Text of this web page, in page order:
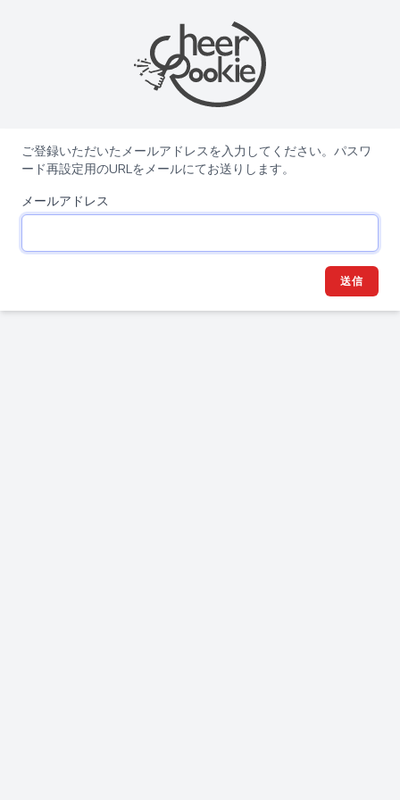
ご登録いただいたメールアドレスを入力してください。パスワ
ード再設定用のURLをメールにてお送りします。
メールアドレス
送信